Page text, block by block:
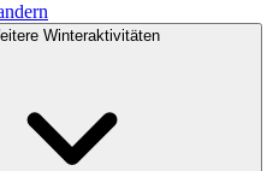
Winteraktivitäten